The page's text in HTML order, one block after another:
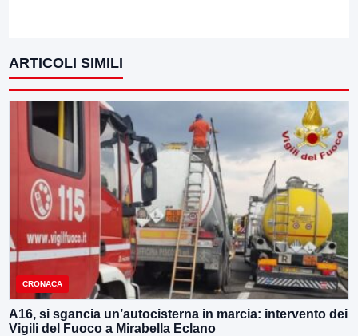
ARTICOLI SIMILI
CRONACA
A16, si sgancia un’autocisterna in marcia: intervento dei
Vigili del Fuoco a Mirabella Eclano